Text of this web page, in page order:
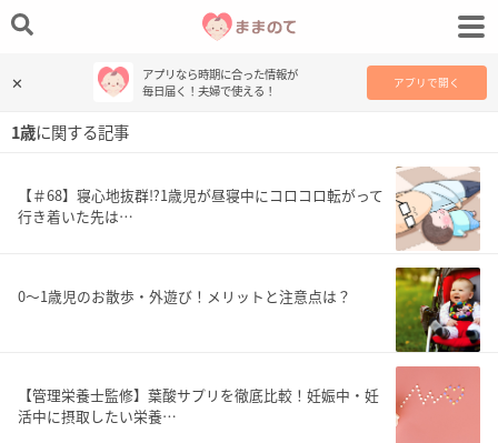
✕
アプリなら時期に合った情報が
毎日届く！夫婦で使える！
アプリで開く
1歳に関する記事
【＃68】寝心地抜群⁉︎1歳児が昼寝中にコロコロ転がって
行き着いた先は…
0～1歳児のお散歩・外遊び！メリットと注意点は？
【管理栄養士監修】葉酸サプリを徹底比較！妊娠中・妊
活中に摂取したい栄養…